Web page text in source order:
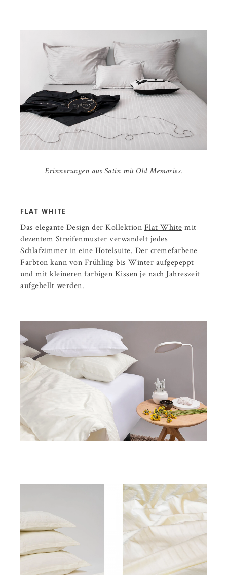
Erinnerungen aus Satin mit Old Memories.
FLAT WHITE
Das elegante Design der Kollektion Flat White mit
dezentem Streifenmuster verwandelt jedes
Schlafzimmer in eine Hotelsuite. Der cremefarbene
Farbton kann von Frühling bis Winter aufgepeppt
und mit kleineren farbigen Kissen je nach Jahreszeit
aufgehellt werden.